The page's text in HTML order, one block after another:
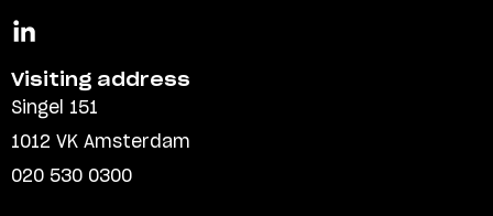
Visiting address
Singel 151
1012 VK Amsterdam
020 530 0300